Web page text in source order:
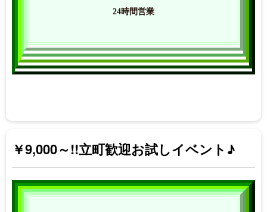
24時間営業
￥9,000～!!立町歓迎お試しイベント♪